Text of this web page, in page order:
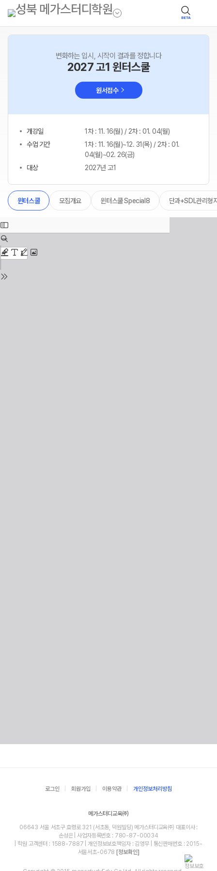
BETA
변화하는 입시, 시작이 결과를 정합니다
2027 고1 윈터스쿨
원서접수
개강일
1차 : 11. 16(월) / 2차 : 01. 04(월)
수업 기간
1차 : 11. 16(월)~12. 31(목) / 2차 : 01.
04(월)~02. 26(금)
대상
2027년 고1
윈터스쿨 모집개요 윈터스쿨 Special8 단과+SDL관리형
로그인 회원가입 이용약관 개인정보처리방침
메가스터디교육㈜
06643 서울 서초구 효령로 321 (서초동, 덕원빌딩) 메가스터디교육㈜ 대표이사 :
손성은 | 사업자등록번호 : 780-87-00034
| 학원 고객센터 : 1588-7887 | 개인정보보호책임자 : 김영무 | 통신판매번호 : 2015-
서울서초-0678 [정보확인]